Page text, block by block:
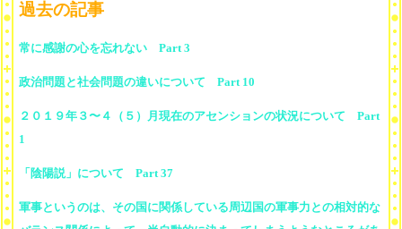
過去の記事
常に感謝の心を忘れない Part 3
政治問題と社会問題の違いについて Part 10
２０１９年３〜４（５）月現在のアセンションの状況について Part
1
「陰陽説」について Part 37
軍事というのは、その国に関係している周辺国の軍事力との相対的な